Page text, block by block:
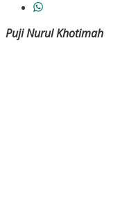
Puji Nurul Khotimah